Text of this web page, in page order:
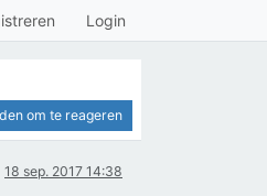
Login
om te reageren
18 sep. 2017 14:38